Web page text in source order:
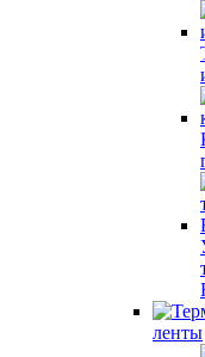
ленты